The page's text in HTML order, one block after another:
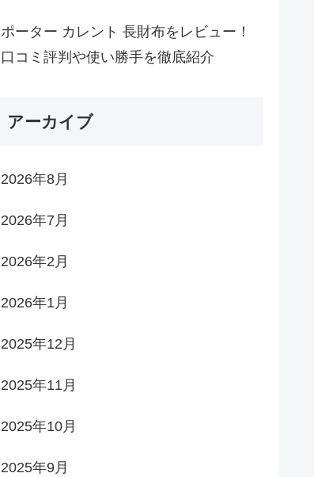
ポーター カレント 長財布をレビュー！
口コミ評判や使い勝手を徹底紹介
アーカイブ
2026年8月
2026年7月
2026年2月
2026年1月
2025年12月
2025年11月
2025年10月
2025年9月